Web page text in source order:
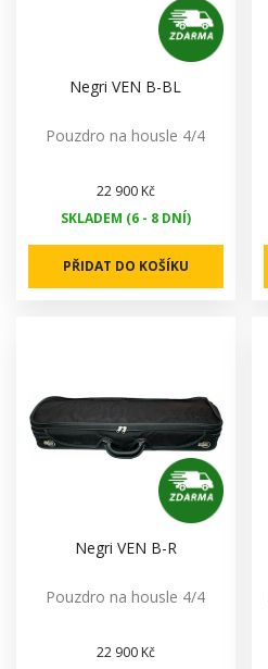
Negri VEN B-BL
Pouzdro na housle 4/4
22 900 Kč
SKLADEM (6 - 8 DNÍ)
PŘIDAT DO KOŠÍKU
Negri VEN B-R
Pouzdro na housle 4/4
22 900 Kč